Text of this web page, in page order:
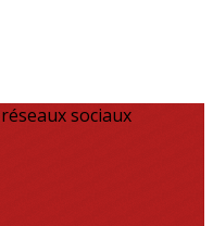
sociaux